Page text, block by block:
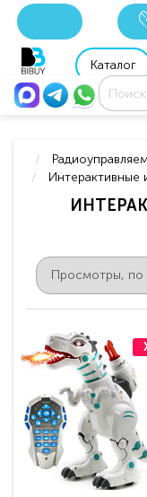
8 800 201
Каталог
Интерактивные